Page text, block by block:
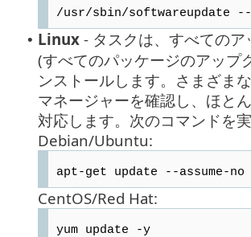
/usr/sbin/
• Linux - タスクは、すべてのア
(すべてのパッケージのアップ
ンストールします。さまざま
マネージャーを確認し、ほと
対応します。次のコマンドを実
Debian/Ubuntu:
apt-get update --assume-
CentOS/Red Hat:
yum update -y